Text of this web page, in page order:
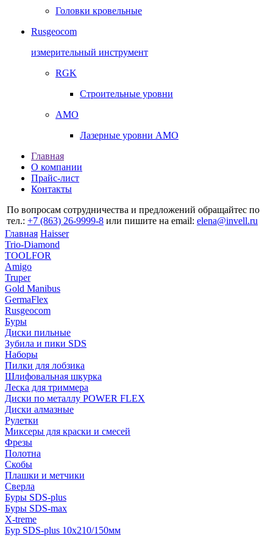
Головки кровельные
Rusgeocom
измерительный инструмент
RGK
Строительные уровни
AMO
Лазерные уровни AMO
Главная
О компании
Прайс-лист
Контакты
По вопросам сотрудничества и предложений обращайтес по
тел.: +7 (863) 26‐9999‐8 или пишите на email: elena@invell.ru
Главная Haisser
Trio-Diamond
TOOLFOR
Amigo
Truper
Gold Manibus
GermaFlex
Rusgeocom
Буры
Диски пильные
Зубила и пики SDS
Наборы
Пилки для лобзика
Шлифовальная шкурка
Леска для триммера
Диски по металлу POWER FLEX
Диски алмазные
Рулетки
Миксеры для краски и смесей
Фрезы
Полотна
Скобы
Плашки и метчики
Сверла
Буры SDS-plus
Буры SDS-max
X-treme
Бур SDS-plus 10x210/150мм